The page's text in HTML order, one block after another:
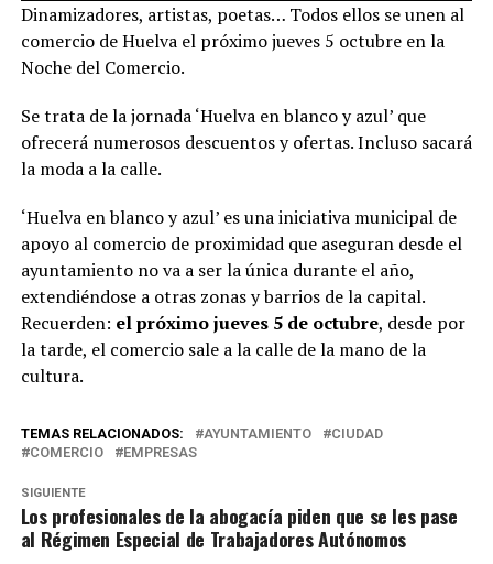
Dinamizadores, artistas, poetas… Todos ellos se unen al
comercio de Huelva el próximo jueves 5 octubre en la
Noche del Comercio.
Se trata de la jornada ‘Huelva en blanco y azul’ que
ofrecerá numerosos descuentos y ofertas. Incluso sacará
la moda a la calle.
‘Huelva en blanco y azul’ es una iniciativa municipal de
apoyo al comercio de proximidad que aseguran desde el
ayuntamiento no va a ser la única durante el año,
extendiéndose a otras zonas y barrios de la capital.
Recuerden: el próximo jueves 5 de octubre, desde por
la tarde, el comercio sale a la calle de la mano de la
cultura.
TEMAS RELACIONADOS: AYUNTAMIENTO
CIUDAD
COMERCIO
EMPRESAS
SIGUIENTE
Los profesionales de la abogacía piden que se les pase
al Régimen Especial de Trabajadores Autónomos